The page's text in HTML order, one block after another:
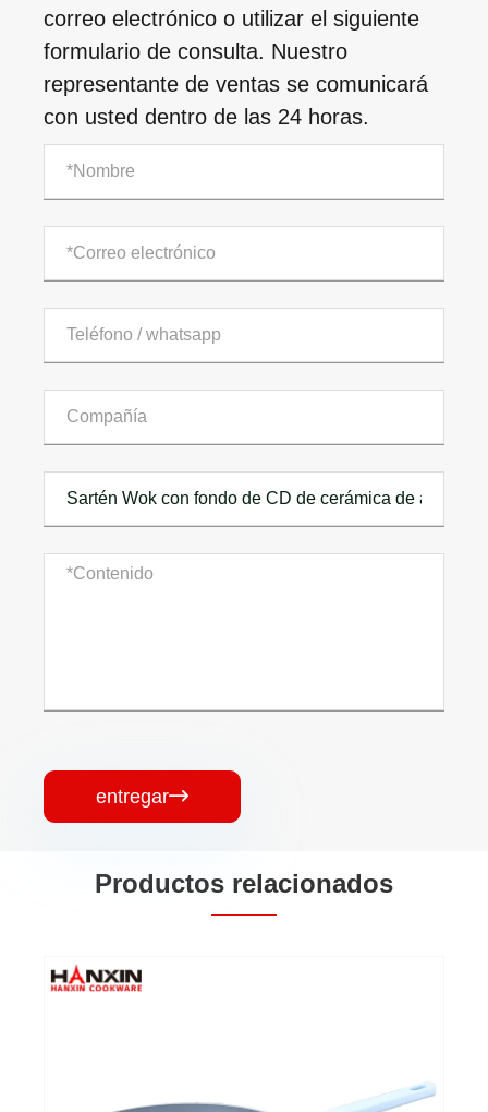
correo electrónico o utilizar el siguiente
formulario de consulta. Nuestro
representante de ventas se comunicará
con usted dentro de las 24 horas.
entregar
Productos relacionados